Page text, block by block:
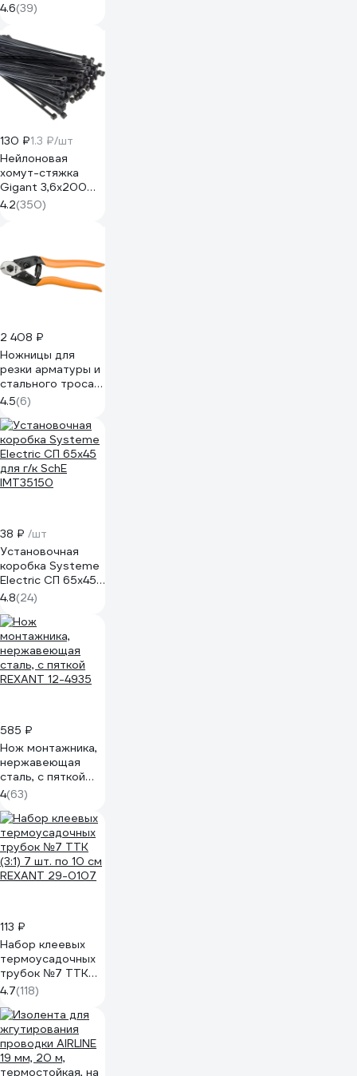
4.6(39)
130 ₽1.3 ₽/шт
Нейлоновая
хомут-стяжка
Gigant 3,6х200
черный, 100 шт
G/1/4
4.2(350)
2 408 ₽
Ножницы для
резки арматуры и
стального троса
NEO Tools 190 мм
01-512
4.5(6)
38 ₽ /шт
Установочная
коробка Systeme
Electric СП 65x45
для г/к SchE
IMT35150
4.8(24)
585 ₽
Нож монтажника,
нержавеющая
сталь, с пяткой
REXANT 12-4935
4(63)
113 ₽
Набор клеевых
термоусадочных
трубок №7 ТТК
(3:1) 7 шт. по 10 см
REXANT 29-0107
4.7(118)